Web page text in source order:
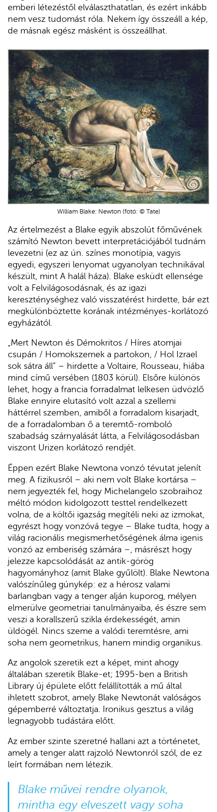
emberi létezéstől elválaszthatatlan, és ezért inkább
nem vesz tudomást róla. Nekem így összeáll a kép,
de másnak egész másként is összeállhat.
William Blake: Newton (fotó: © Tate)
Az értelmezést a Blake egyik abszolút főművének
számító Newton bevett interpretációjából tudnám
levezetni (ez az ún. színes monotípia, vagyis
egyedi, egyszeri lenyomat ugyanolyan technikával
készült, mint A halál háza). Blake esküdt ellensége
volt a Felvilágosodásnak, és az igazi
kereszténységhez való visszatérést hirdette, bár ezt
megkülönböztette korának intézményes-korlátozó
egyházától.
„Mert Newton és Démokritos / Híres atomjai
csupán / Homokszemek a partokon, / Hol Izrael
sok sátra áll” – hirdette a Voltaire, Rousseau, hiába
mind című versében (1803 körül). Elsőre különös
lehet, hogy a francia forradalmat lelkesen üdvözlő
Blake ennyire elutasító volt azzal a szellemi
háttérrel szemben, amiből a forradalom kisarjadt,
de a forradalomban ő a teremtő-romboló
szabadság szárnyalását látta, a Felvilágosodásban
viszont Urizen korlátozó rendjét.
Éppen ezért Blake Newtona vonzó tévutat jelenít
meg. A fizikusról – aki nem volt Blake kortársa –
nem jegyezték fel, hogy Michelangelo szobraihoz
méltó módon kidolgozott testtel rendelkezett
volna, de a költői igazság megítéli neki az izmokat,
egyrészt hogy vonzóvá tegye – Blake tudta, hogy a
világ racionális megismerhetőségének álma igenis
vonzó az emberiség számára –, másrészt hogy
jelezze kapcsolódását az antik-görög
hagyományhoz (amit Blake gyűlölt). Blake Newtona
valószínűleg gúnykép: ez a hérosz valami
barlangban vagy a tenger alján kuporog, mélyen
elmerülve geometriai tanulmányaiba, és észre sem
veszi a korallszerű szikla érdekességét, amin
üldögél. Nincs szeme a valódi teremtésre, ami
soha nem geometrikus, hanem mindig organikus.
Az angolok szeretik ezt a képet, mint ahogy
általában szeretik Blake-et; 1995-ben a British
Library új épülete előtt felállították a mű által
ihletett szobrot, amely Blake Newtonát valóságos
gépemberré változtatja. Ironikus gesztus a világ
legnagyobb tudástára előtt.
Az ember szinte szeretné hallani azt a történetet,
amely a tenger alatt rajzoló Newtonról szól, de ez
leírt formában nem létezik.
Blake művei rendre olyanok,
mintha egy elveszett vagy soha